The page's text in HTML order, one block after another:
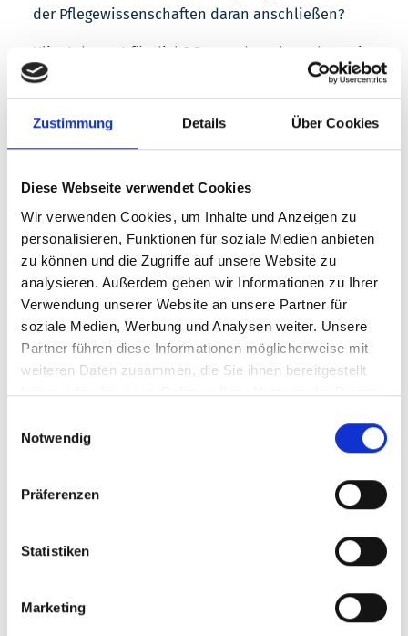
Zustimmung Details Über Cookies
Diese Webseite verwendet Cookies
Wir verwenden Cookies, um Inhalte und Anzeigen zu
personalisieren, Funktionen für soziale Medien anbieten
zu können und die Zugriffe auf unsere Website zu
analysieren. Außerdem geben wir Informationen zu Ihrer
Verwendung unserer Website an unsere Partner für
soziale Medien, Werbung und Analysen weiter. Unsere
Partner führen diese Informationen möglicherweise mit
weiteren Daten zusammen, die Sie ihnen bereitgestellt
haben oder die sie im Rahmen Ihrer Nutzung der Dienste
Notwendig
Präferenzen
Statistiken
Marketing
der Pflegewissenschaften daran anschließen?
Klingt das gut für dich? Super, dann brauchen wir
nur noch ein paar Eckdaten von dir und schon
kannst du dir einen der Plätze für den nächsten
Ausbildungsstart sichern:
Eintrittsdatum: 01.10.2026